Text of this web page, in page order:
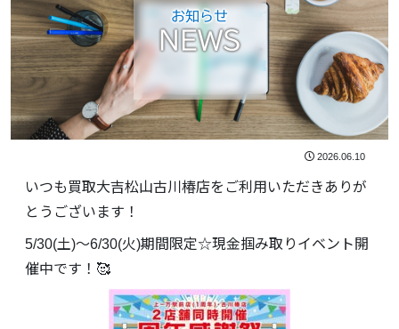
お知らせ
NEWS
2026.06.10
いつも買取大吉松山古川椿店をご利用いただきありが
とうございます！
5/30(土)～6/30(火)期間限定☆現金掴み取りイベント開
催中です！🥰